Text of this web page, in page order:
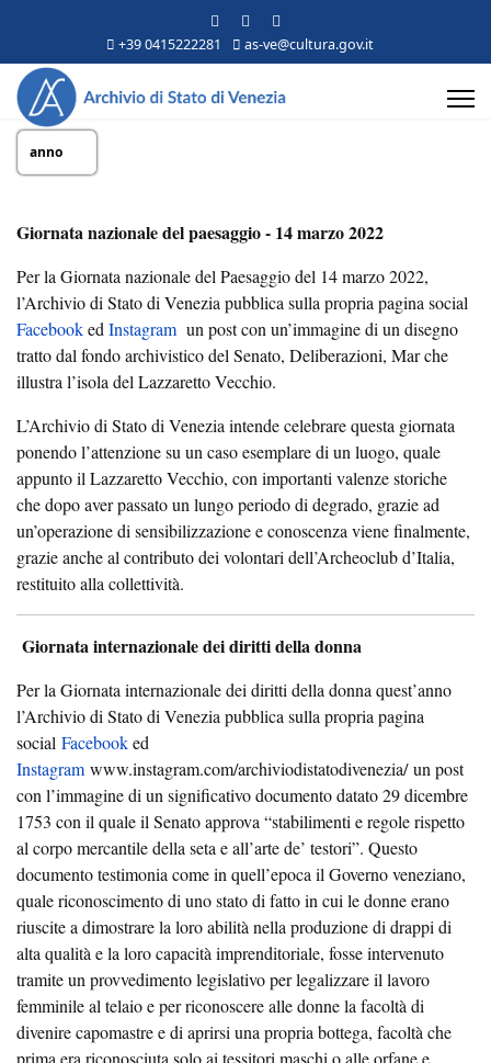
+39 0415222281 as-ve@cultura.gov.it
anno
Giornata nazionale del paesaggio - 14 marzo 2022
Per la Giornata nazionale del Paesaggio del 14 marzo 2022,
l’Archivio di Stato di Venezia pubblica sulla propria pagina social
Facebooked Instagram un post con un’immagine di un disegno
tratto dal fondo archivistico del Senato, Deliberazioni, Mar che
illustra l’isola del Lazzaretto Vecchio.
L’Archivio di Stato di Venezia intende celebrare questa giornata
ponendo l’attenzione su un caso esemplare di un luogo, quale
appunto il Lazzaretto Vecchio, con importanti valenze storiche
che dopo aver passato un lungo periodo di degrado, grazie ad
un’operazione di sensibilizzazione e conoscenza viene finalmente,
grazie anche al contributo dei volontari dell’Archeoclub d’Italia,
restituito alla collettività.
Giornata internazionale dei diritti della donna
Per la Giornata internazionale dei diritti della donna quest’anno
l’Archivio di Stato di Venezia pubblica sulla propria pagina
social Facebooked
Instagram www.instagram.com/archiviodistatodivenezia/ un post
con l’immagine di un significativo documento datato 29 dicembre
1753 con il quale il Senato approva “stabilimenti e regole rispetto
al corpo mercantile della seta e all’arte de’ testori”. Questo
documento testimonia come in quell’epoca il Governo veneziano,
quale riconoscimento di uno stato di fatto in cui le donne erano
riuscite a dimostrare la loro abilità nella produzione di drappi di
alta qualità e la loro capacità imprenditoriale, fosse intervenuto
tramite un provvedimento legislativo per legalizzare il lavoro
femminile al telaio e per riconoscere alle donne la facoltà di
divenire capomastre e di aprirsi una propria bottega, facoltà che
prima era riconosciuta solo ai tessitori maschi o alle orfane e